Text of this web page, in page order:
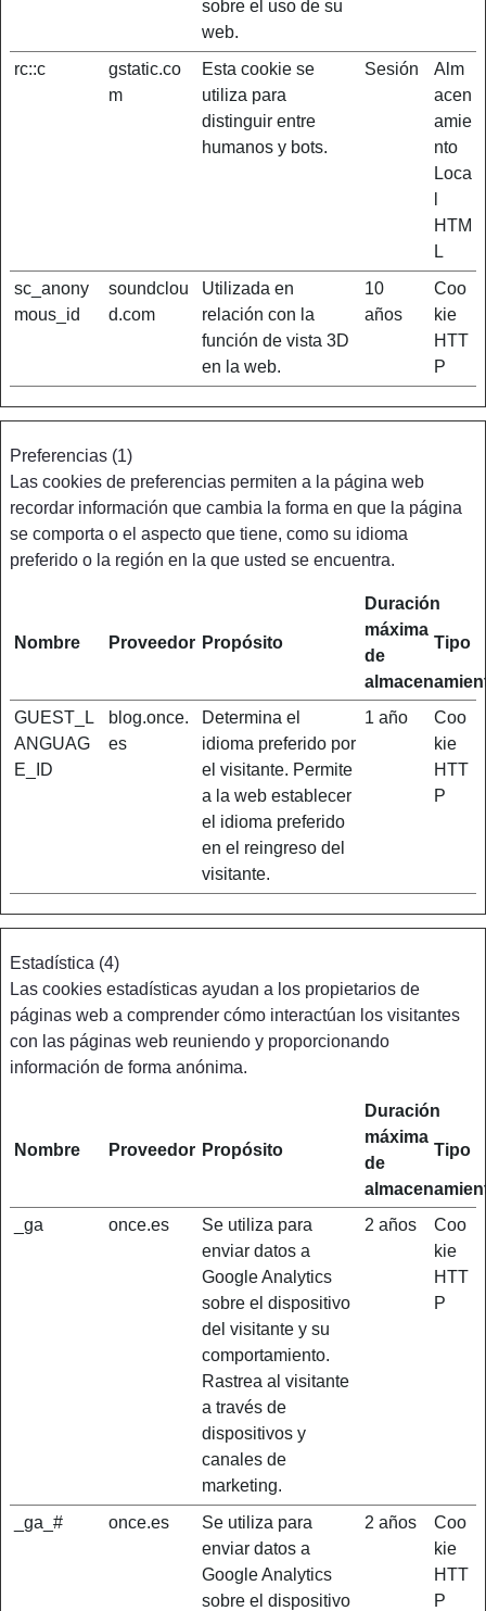
sobre el uso de su
web.
rc::c
gstatic.co
m
Esta cookie se
utiliza para
distinguir entre
humanos y bots.
Sesión
Alm
acen
amie
nto
Loca
HTM
L
sc_anony
mous_id
soundclou
d.com
Utilizada en
relación con la
función de vista 3D
en la web.
10
años
Coo
kie
HTT
P
Preferencias (1)
Las cookies de preferencias permiten a la página web
recordar información que cambia la forma en que la página
se comporta o el aspecto que tiene, como su idioma
preferido o la región en la que usted se encuentra.
Nombre Proveedor Propósito
Duración
máxima
de
Tipo
GUEST_L
ANGUAG
E_ID
blog.once.
es
Determina el
idioma preferido por
el visitante. Permite
a la web establecer
el idioma preferido
en el reingreso del
visitante.
1 año
Coo
kie
HTT
P
Estadística (4)
Las cookies estadísticas ayudan a los propietarios de
páginas web a comprender cómo interactúan los visitantes
con las páginas web reuniendo y proporcionando
información de forma anónima.
Nombre Proveedor Propósito
Duración
máxima
de
Tipo
_ga once.es
Se utiliza para
enviar datos a
Google Analytics
sobre el dispositivo
del visitante y su
comportamiento.
Rastrea al visitante
a través de
dispositivos y
canales de
marketing.
2 años
Coo
kie
HTT
P
_ga_# once.es
Se utiliza para
enviar datos a
Google Analytics
sobre el dispositivo
2 años
Coo
kie
HTT
P